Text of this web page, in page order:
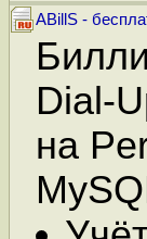
ABillS -
Dial-
на